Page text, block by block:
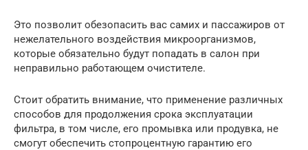
Это позволит обезопасить вас самих и пассажиров от
нежелательного воздействия микроорганизмов,
которые обязательно будут попадать в салон при
неправильно работающем очистителе.
Стоит обратить внимание, что применение различных
способов для продолжения срока эксплуатации
фильтра, в том числе, его промывка или продувка, не
смогут обеспечить стопроцентную гарантию его